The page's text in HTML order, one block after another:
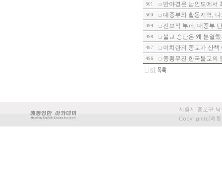
501 반야경은 남인도에서
500 대중부와 활동지역,
499 진보적 부파, 대중부
498 불교 승단은 왜 분열했
497 이치란의 종교가 산책
496 종횡무진 한국불교의